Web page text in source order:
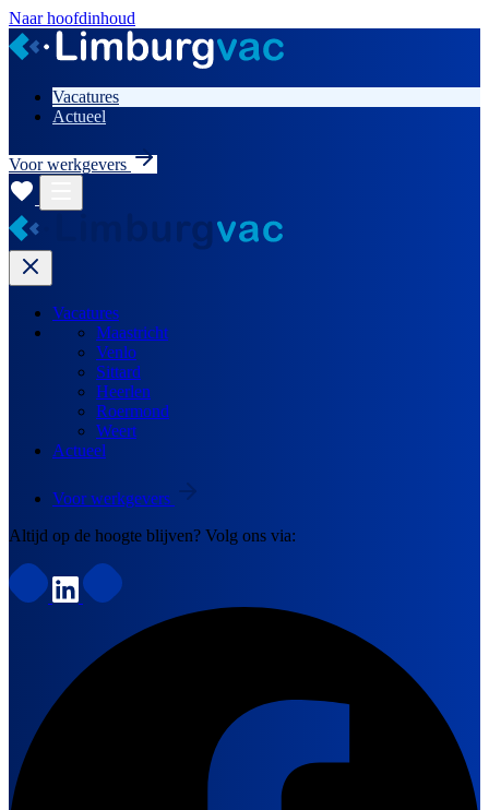
Naar hoofdinhoud
Vacatures
Actueel
Voor werkgevers
Vacatures
Maastricht
Venlo
Sittard
Heerlen
Roermond
Weert
Actueel
Voor werkgevers
Altijd op de hoogte blijven? Volg ons via: